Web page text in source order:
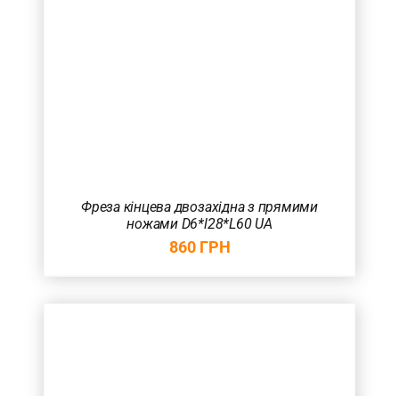
Фреза кінцева двозахідна з прямими
ножами D6*l28*L60 UA
860 ГРН